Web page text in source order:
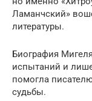
Ламанчский»
литературы.
Биография
испытаний и
помогла
судьбы.